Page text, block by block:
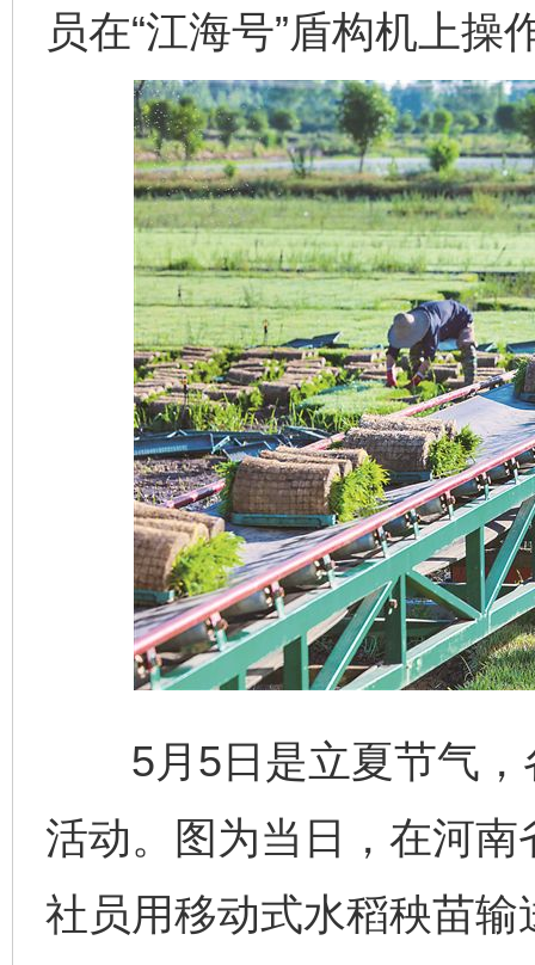
员在“江海号”盾构机上
5月5日是立夏节气，
活动。图为当日，在河
社员用移动式水稻秧苗